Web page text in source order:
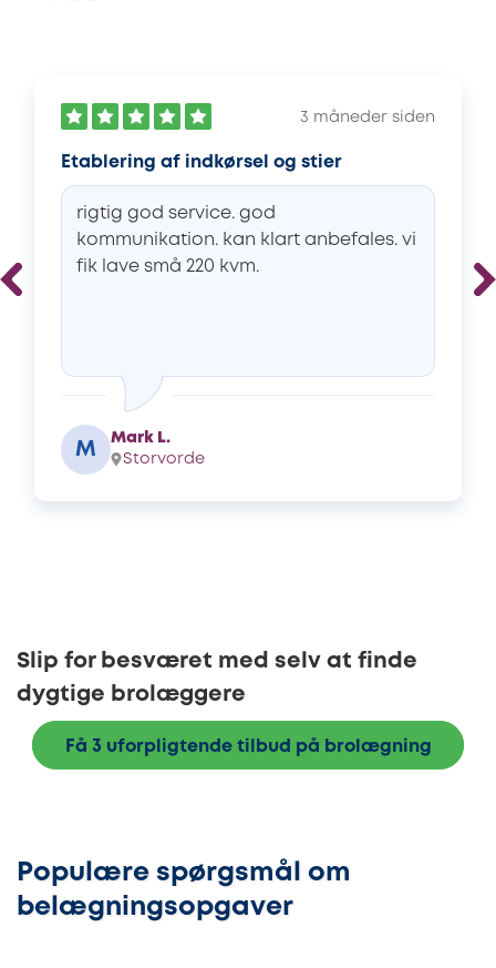
3 måneder siden
Etablering af indkørsel og stier
rigtig god service. god
kommunikation. kan klart anbefales. vi
fik lave små 220 kvm.
M
Mark L.
Storvorde
Slip for besværet med selv at finde
dygtige brolæggere
Få 3 uforpligtende tilbud på brolægning
Populære spørgsmål om
belægningsopgaver